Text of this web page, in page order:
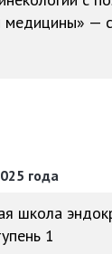
медицины» —
года
школа
1